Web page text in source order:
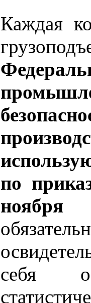
Каждая
по
ноября
себя